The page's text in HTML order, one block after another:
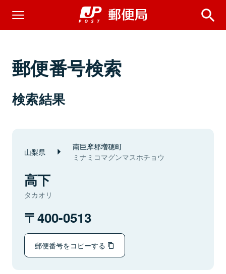
郵便番号検索
検索結果
山梨県 南巨摩郡増穂町
ミナミコマグンマスホチョウ
高下
タカオリ
400-0513
郵便番号をコピーする